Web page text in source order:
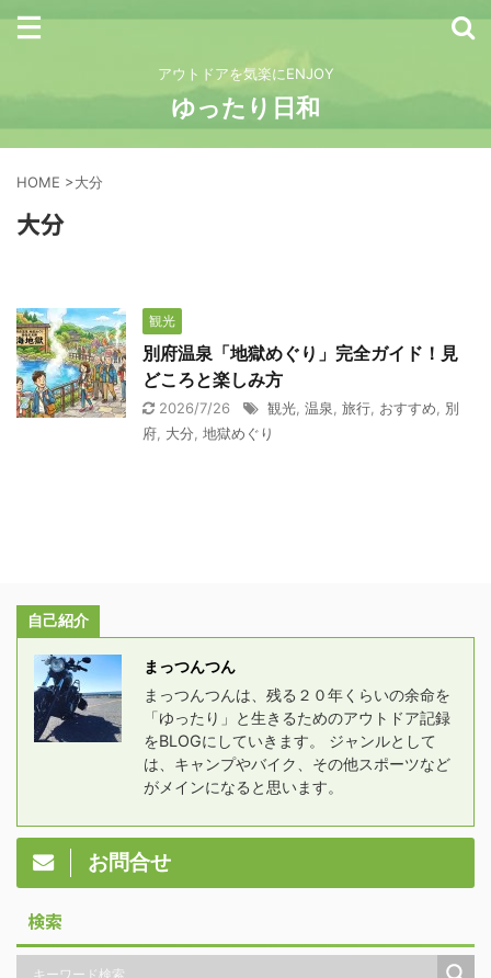
アウトドアを気楽にENJOY
ゆったり日和
HOME >大分
大分
観光
別府温泉「地獄めぐり」完全ガイド！見
どころと楽しみ方
2026/7/26 観光 温泉 旅行 おすすめ
別
府 大分 地獄めぐり
自己紹介
まっつんつん
まっつんつんは、残る２０年くらいの余命を
「ゆったり」と生きるためのアウトドア記録
をBLOGにしていきます。 ジャンルとして
は、キャンプやバイク、その他スポーツなど
がメインになると思います。
お問合せ
検索